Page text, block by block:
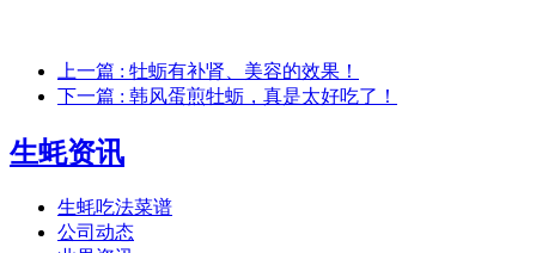
上一篇 : 牡蛎有补肾、美容的效果！
下一篇 : 韩风蛋煎牡蛎，真是太好吃了！
生蚝资讯
生蚝吃法菜谱
公司动态